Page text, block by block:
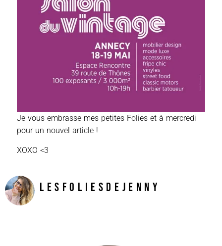
Je vous embrasse mes petites Folies et à mercredi
pour un nouvel article !
XOXO <3
LesFoliesDeJenny